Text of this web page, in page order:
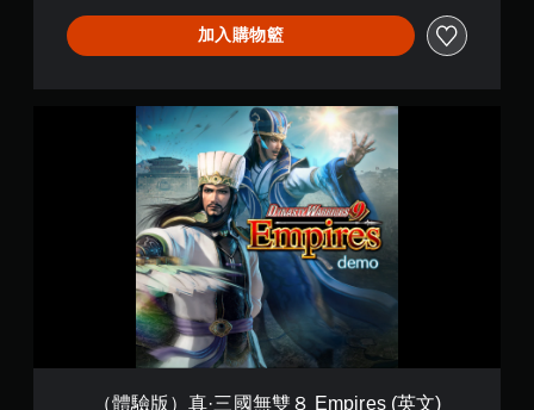
加入購物籃
E
（體驗版）真·三國無雙８ Empires (英文)